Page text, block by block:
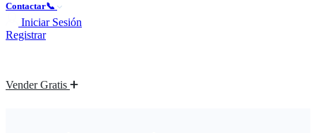
Contactar📞
Iniciar Sesión
Registrar
Vender Gratis